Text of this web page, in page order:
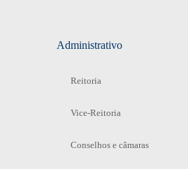
Administrativo
Reitoria
Vice-Reitoria
Conselhos e câmaras